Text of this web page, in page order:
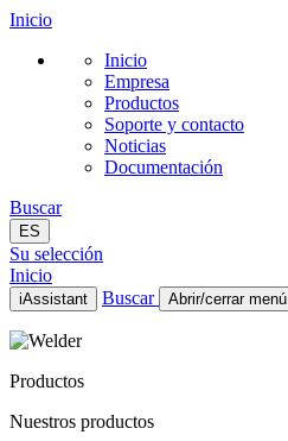
Inicio
Inicio
Empresa
Productos
Soporte y contacto
Noticias
Documentación
Buscar
ES
Su selección
Inicio
iAssistant Buscar Abrir/cerrar menú
Inicio
Productos
Noticias
Productos
Nuestros productos